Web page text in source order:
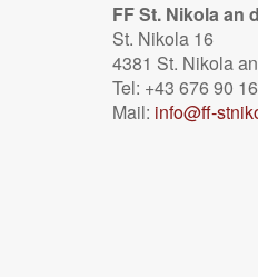
FF St. Nikola an
St. Nikola 16
4381 St. Nikola
Tel: +43 676 90
Mail: info@ff-